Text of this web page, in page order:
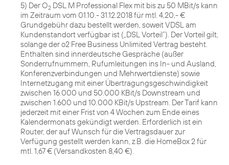
5) Der O2 DSL M Professional Flex mit bis zu 50 MBit/s kann
im Zeitraum vom 01.10.- 31.12.2018 für mtl. 4,20,- €
Grundgebühr dazu bestellt werden, soweit VDSL am
Kundenstandort verfügbar ist („DSL Vorteil“). Der Vorteil gilt,
solange der o2 Free Business Unlimited Vertrag besteht.
Enthalten sind innerdeutsche Gespräche (außer
Sonderrufnummern, Rufumleitungen ins In- und Ausland,
Konferenzverbindungen und Mehrwertdienste) sowie
Internetzugang mit einer Übertragungsgeschwindigkeit
zwischen 16.000 und 50.000 KBit/s Downstream und
zwischen 1.600 und 10.000 KBit/s Upstream. Der Tarif kann
jederzeit mit einer Frist von 4 Wochen zum Ende eines
Kalendermonats gekündigt werden. Erforderlich ist ein
Router, der auf Wunsch für die Vertragsdauer zur
Verfügung gestellt werden kann, z.B. die HomeBox 2 für
mtl. 1,67 € (Versandkosten 8,40 €).